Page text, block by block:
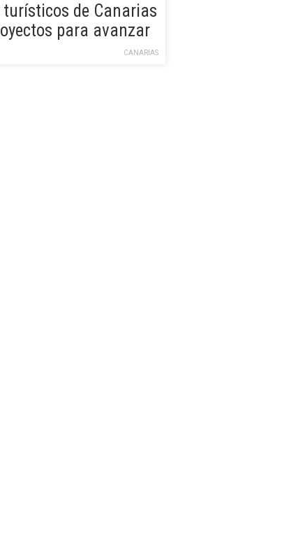
de Canarias
para avanzar
CANARIAS